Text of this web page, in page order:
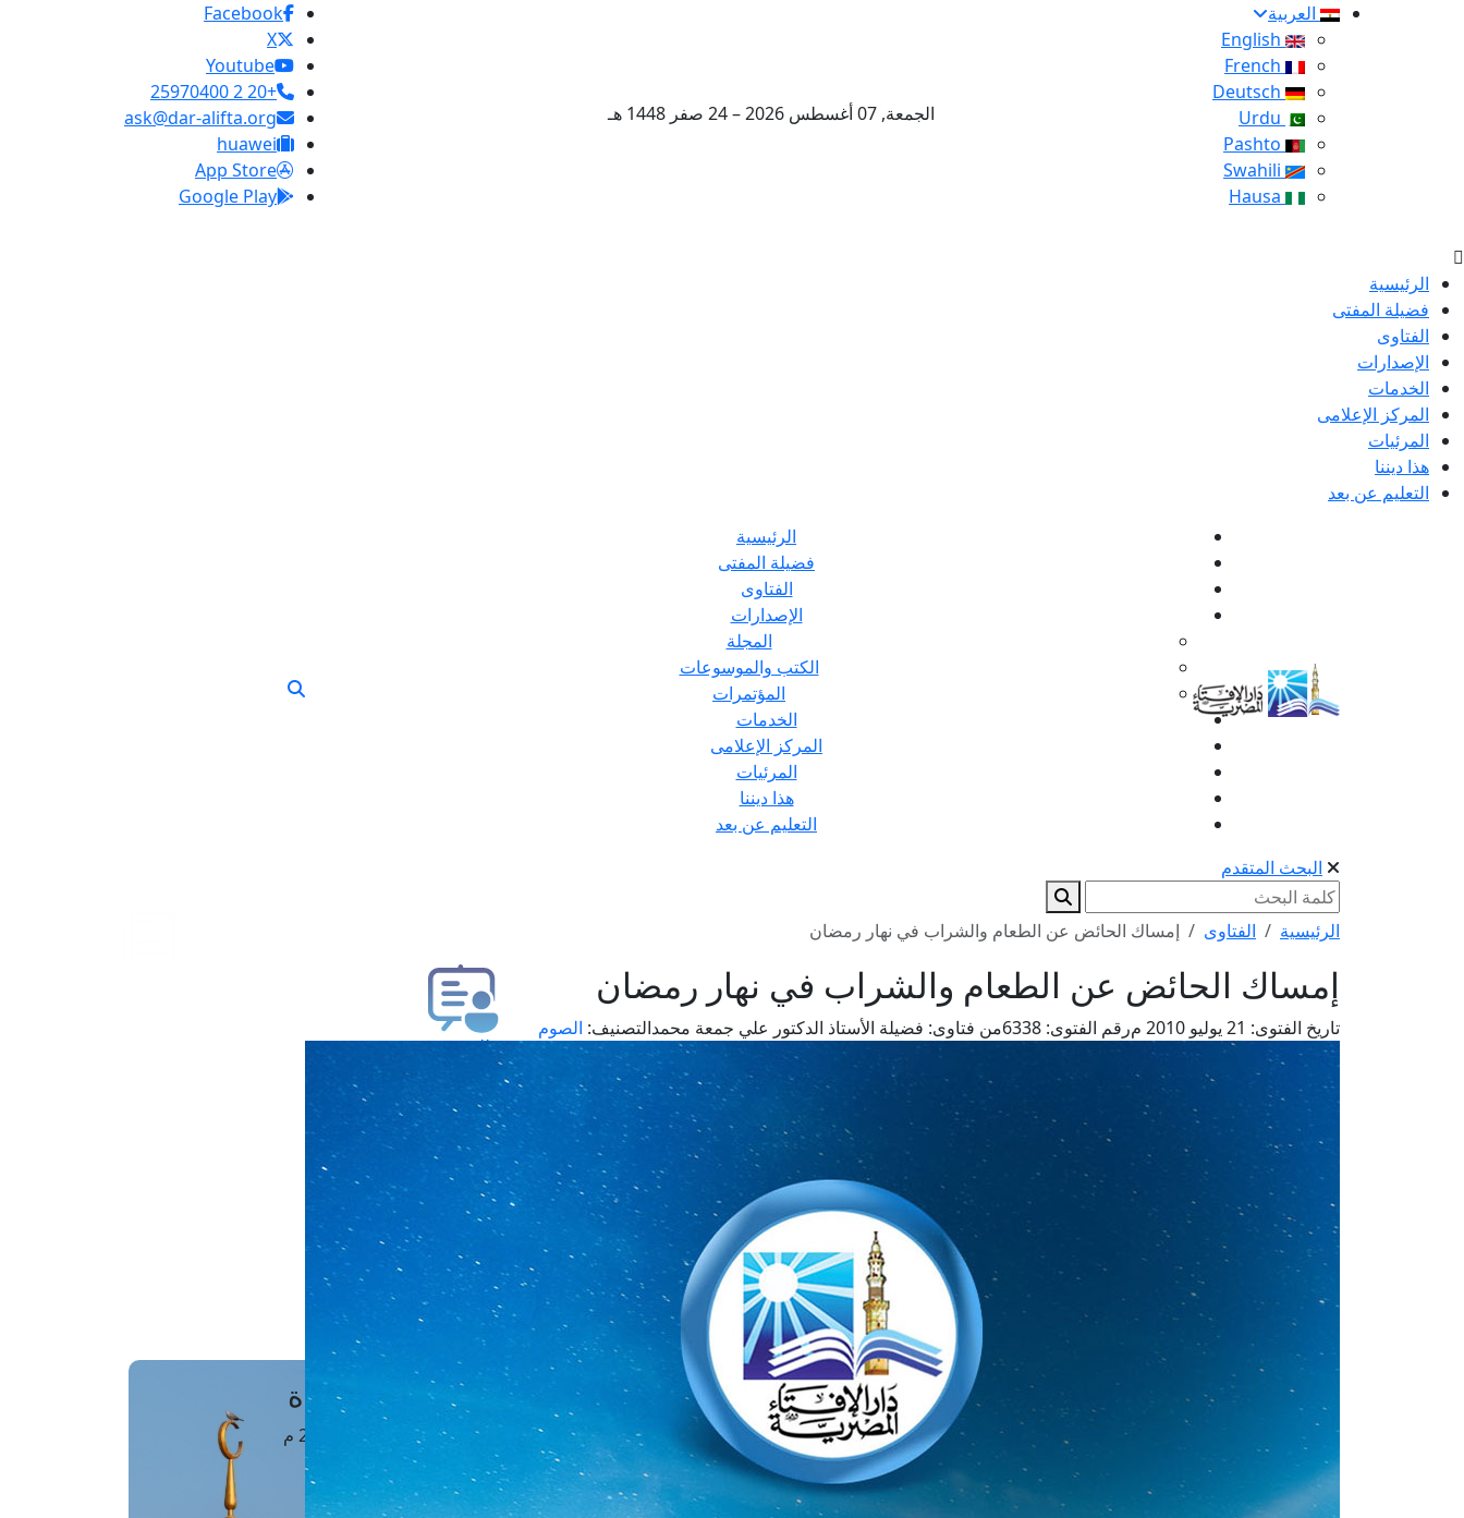
العربية
الجمعة, 07 أغسطس 2026 – 24 صفر 1448 هـ
Facebook
X
Youtube
+20 2 25970400
ask@dar-alifta.org
huawei
App Store
Google Play
الرئيسية
فضيلة المفتى
الفتاوى
الإصدارات
الخدمات
المركز الإعلامى
المرئيات
هذا ديننا
التعليم عن بعد
الرئيسية
فضيلة المفتى
الفتاوى
الإصدارات
المجلة
الكتب والموسوعات
المؤتمرات
الخدمات
المركز الإعلامى
المرئيات
هذا ديننا
التعليم عن بعد
البحث المتقدم
الرئيسية الفتاوى إمساك الحائض عن الطعام والشراب في نهار رمضان
إمساك الحائض عن الطعام والشراب في نهار رمضان
تاريخ الفتوى: رقم الفتوى: من فتاوى: فضيلة الأستاذ الدكتور علي جمعة محمدالتصنيف: الصوم
طلب فتوى
استعلام عن فتوى
حجز موعد
الفتوى الهاتفية
مَواقِيتُ الصَّـــلاة
القاهرة · 07 أغسطس 2026 م
الفجر
4 :41